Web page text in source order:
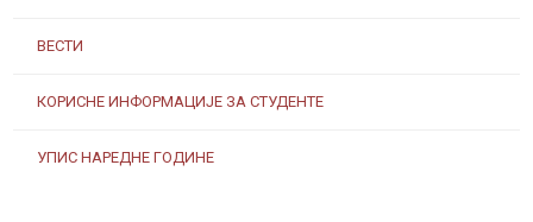
ВЕСТИ
КОРИСНЕ ИНФОРМАЦИЈЕ ЗА СТУДЕНТЕ
УПИС НАРЕДНЕ ГОДИНЕ